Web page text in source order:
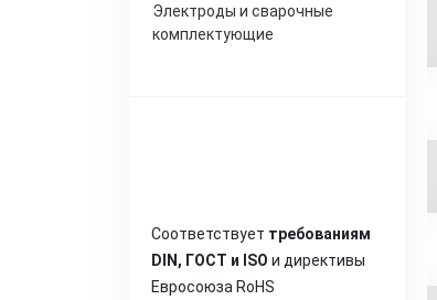
Электроды и сварочные
комплектующие
Соответствует требованиям
DIN, ГОСТ и ISO и директивы
Евросоюза RoHS